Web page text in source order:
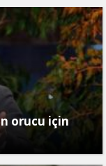
orucu için